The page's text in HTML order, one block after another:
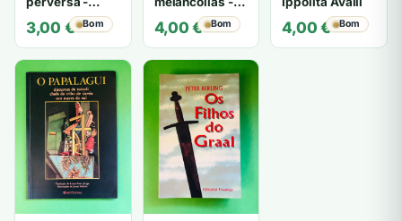
PATRICIA
HIGHSMITH
3,00 € Bom
Mantegazza
4,00€ Bom 4,00€ Bom